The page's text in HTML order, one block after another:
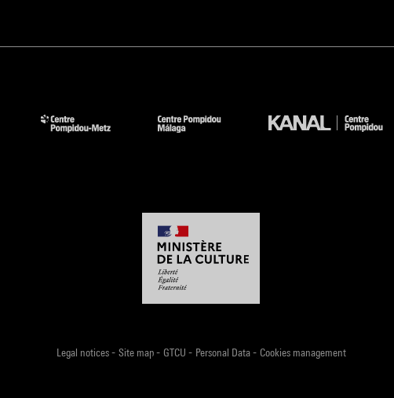
Legal notices- Site map- GTCU - Personal Data- Cookies management